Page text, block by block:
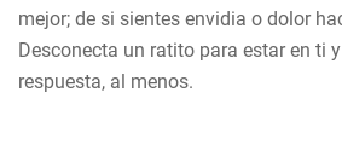
mejor; de si sientes envidia o dolor
Desconecta un ratito para estar en ti y
respuesta, al menos.